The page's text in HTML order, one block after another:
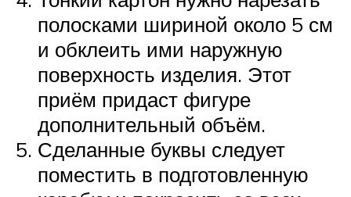
полосками шириной около 5 см
и обклеить ими наружную
поверхность изделия. Этот
приём придаст фигуре
дополнительный объём.
Сделанные буквы следует
поместить в подготовленную